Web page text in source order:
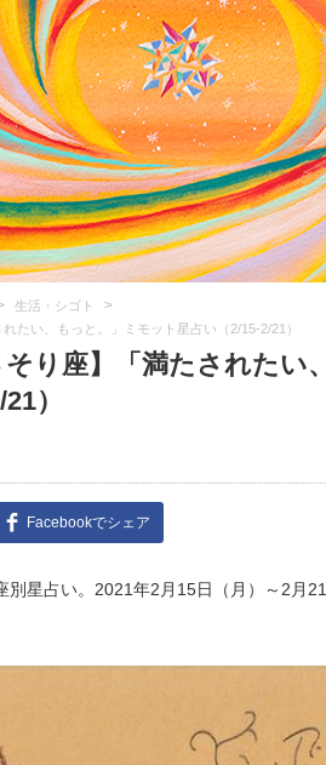
生活・シゴト >
たい、もっと。」ミモット星占い（2/15-2/21）
そり座】「満たされたい
）
Facebookでシェア
別星占い。2021年2月15日（月）～2月